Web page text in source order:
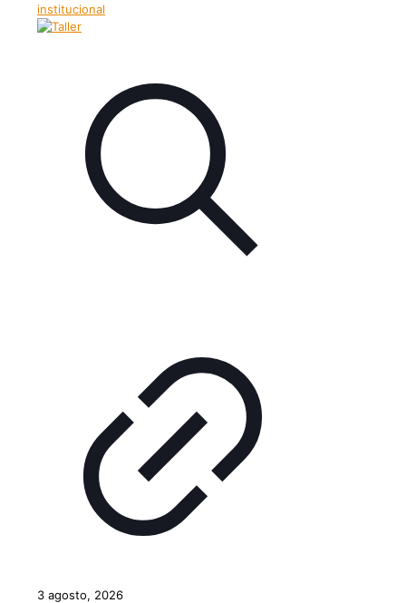
institucional
3 agosto, 2026